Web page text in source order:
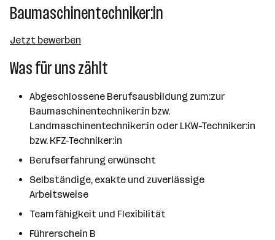
Baumaschinentechniker:in
Jetzt bewerben
Was für uns zählt
Abgeschlossene Berufsausbildung zum:zur
Baumaschinentechniker:in bzw.
Landmaschinentechniker:in oder LKW-Techniker:in
bzw. KFZ-Techniker:in
Berufserfahrung erwünscht
Selbständige, exakte und zuverlässige
Arbeitsweise
Teamfähigkeit und Flexibilität
Führerschein B